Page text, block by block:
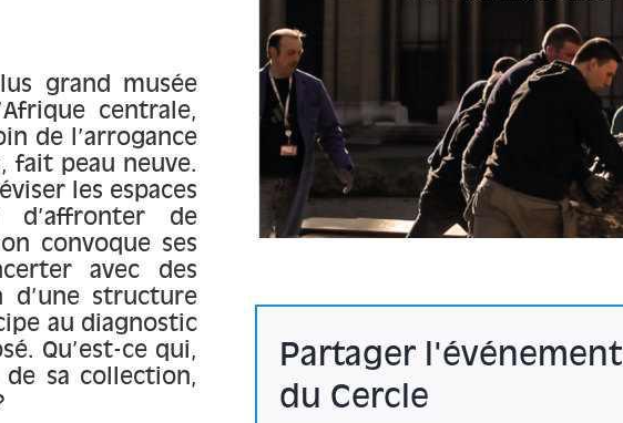
grand musée
centrale,
de l’arrogance
fait peau neuve.
les espaces
d’affronter de
convoque ses
avec des
d’une structure
au diagnostic
Qu’est-ce qui,
de sa collection,
Partager l'événement
du Cercle